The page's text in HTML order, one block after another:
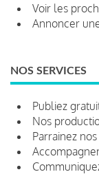
Voir les
Annoncer
NOS SERVICES
Publiez
Nos
Parrainez